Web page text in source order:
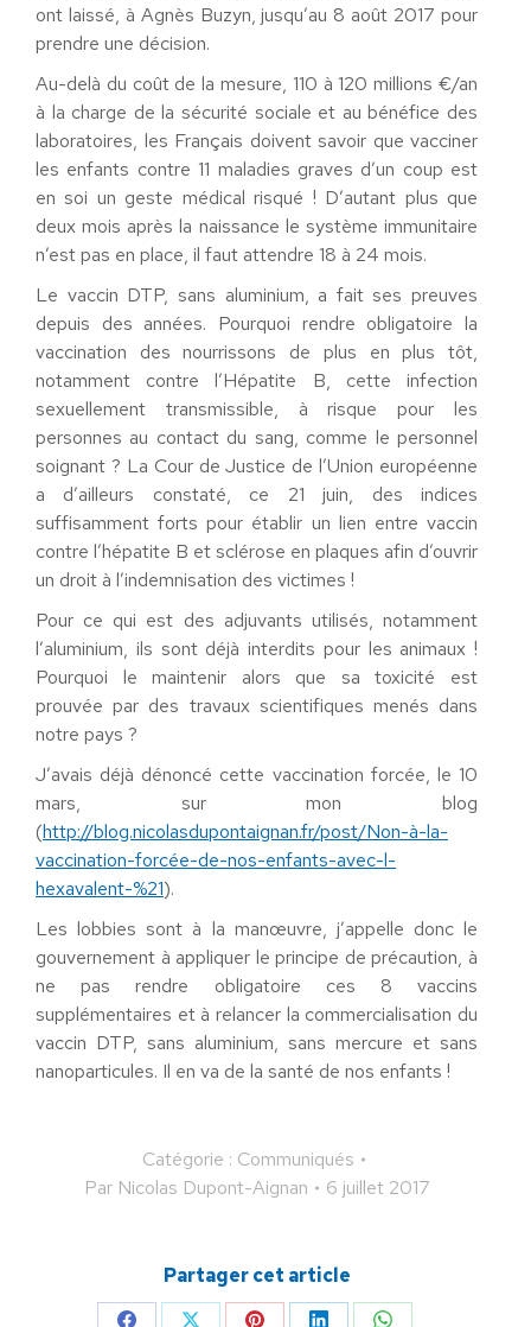
ont laissé, à Agnès Buzyn, jusqu’au 8 août 2017 pour
prendre une décision.
Au-delà du coût de la mesure, 110 à 120 millions €/an
à la charge de la sécurité sociale et au bénéfice des
laboratoires, les Français doivent savoir que vacciner
les enfants contre 11 maladies graves d’un coup est
en soi un geste médical risqué ! D’autant plus que
deux mois après la naissance le système immunitaire
n’est pas en place, il faut attendre 18 à 24 mois.
Le vaccin DTP, sans aluminium, a fait ses preuves
depuis des années. Pourquoi rendre obligatoire la
vaccination des nourrissons de plus en plus tôt,
notamment contre l’Hépatite B, cette infection
sexuellement transmissible, à risque pour les
personnes au contact du sang, comme le personnel
soignant ? La Cour de Justice de l’Union européenne
a d’ailleurs constaté, ce 21 juin, des indices
suffisamment forts pour établir un lien entre vaccin
contre l’hépatite B et sclérose en plaques afin d’ouvrir
un droit à l’indemnisation des victimes !
Pour ce qui est des adjuvants utilisés, notamment
l’aluminium, ils sont déjà interdits pour les animaux !
Pourquoi le maintenir alors que sa toxicité est
prouvée par des travaux scientifiques menés dans
notre pays ?
J’avais déjà dénoncé cette vaccination forcée, le 10
mars, sur mon blog
(http://blog.nicolasdupontaignan.fr/post/Non-à-la-
vaccination-forcée-de-nos-enfants-avec-l-
hexavalent-%21).
Les lobbies sont à la manœuvre, j’appelle donc le
gouvernement à appliquer le principe de précaution, à
ne pas rendre obligatoire ces 8 vaccins
supplémentaires et à relancer la commercialisation du
vaccin DTP, sans aluminium, sans mercure et sans
nanoparticules. Il en va de la santé de nos enfants !
Catégorie : Communiqués
Par Nicolas Dupont-Aignan 6 juillet 2017
Partager cet article